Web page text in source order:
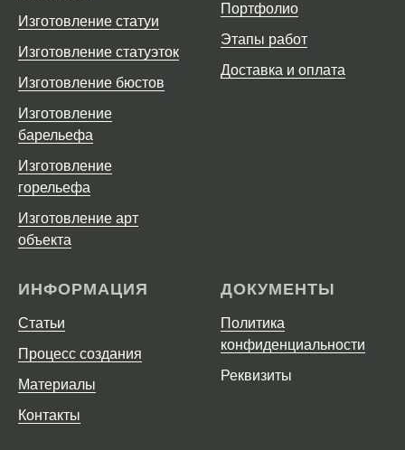
Изготовление статуи
Изготовление статуэток
Изготовление бюстов
Изготовление
барельефа
Изготовление
горельефа
Изготовление арт
объекта
Портфолио
Этапы работ
Доставка и оплата
ИНФОРМАЦИЯ
Статьи
Процесс создания
Материалы
Контакты
ДОКУМЕНТЫ
Политика
конфиденциальности
Реквизиты